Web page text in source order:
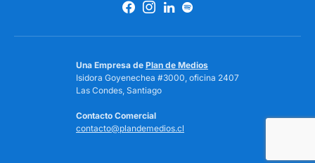
Una Empresa de Plan de Medios
Isidora Goyenechea #3000, oficina 2407
Las Condes, Santiago
Contacto Comercial
contacto@plandemedios.cl